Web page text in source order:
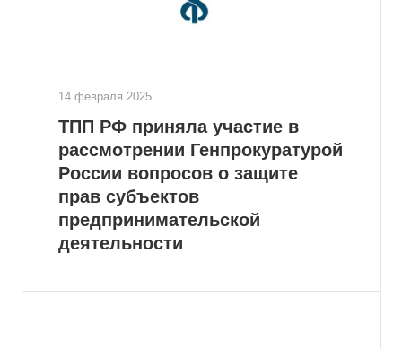
14 февраля 2025
ТПП РФ приняла участие в
рассмотрении Генпрокуратурой
России вопросов о защите
прав субъектов
предпринимательской
деятельности